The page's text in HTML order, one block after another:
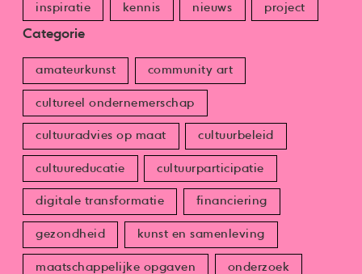
inspiratie kennis nieuws project
Categorie
amateurkunst community art
cultureel ondernemerschap
cultuuradvies op maat cultuurbeleid
cultuureducatie cultuurparticipatie
digitale transformatie financiering
gezondheid kunst en samenleving
maatschappelijke opgaven onderzoek